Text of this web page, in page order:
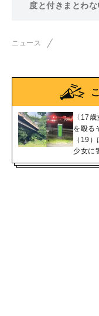
度と付きまとわ
ニュース
〈17
を殴る
（19
少女に